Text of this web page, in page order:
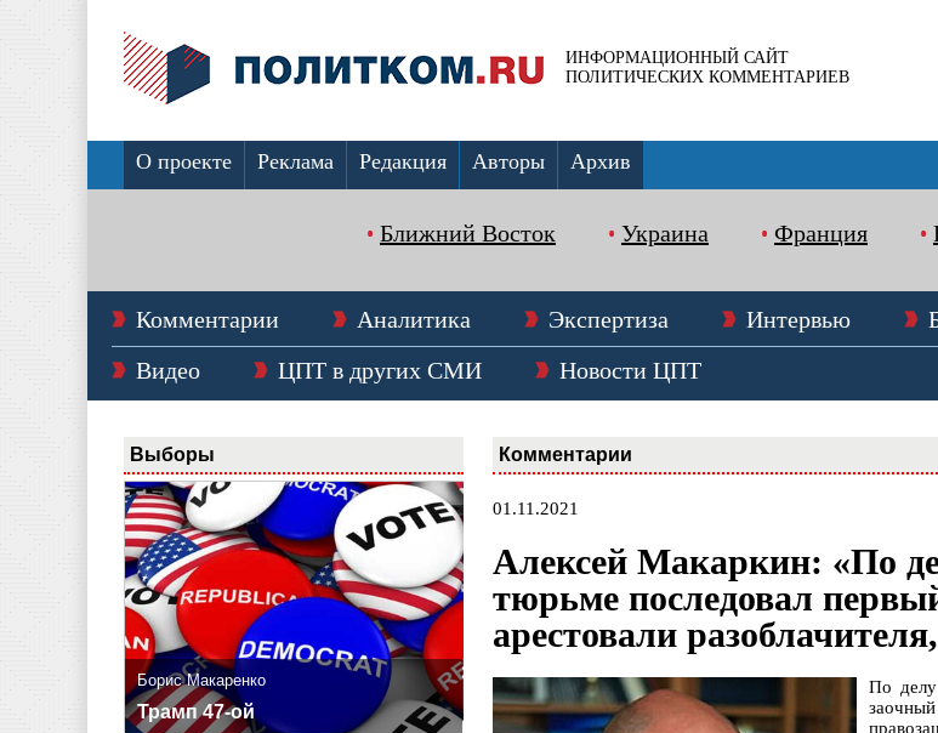
ИНФОРМАЦИОННЫЙ САЙТ
ПОЛИТИЧЕСКИХ КОММЕНТАРИЕВ
О проекте Реклама Редакция Авторы Архив
Ближний Восток Украина Франция
Комментарии Аналитика Экспертиза Интервью
Видео
ЦПТ в других СМИ Новости ЦПТ
Выборы
Борис Макаренко
Трамп 47-ой
Комментарии
01.11.2021
Алексей Макаркин: «По
тюрьме последовал
арестовали
По делу